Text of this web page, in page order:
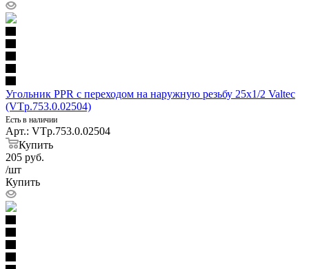
Угольник PPR с переходом на наружную резьбу 25х1/2 Valtec
(VTp.753.0.02504)
Есть в наличии
Арт.: VTp.753.0.02504
Купить
205 руб.
/шт
Купить